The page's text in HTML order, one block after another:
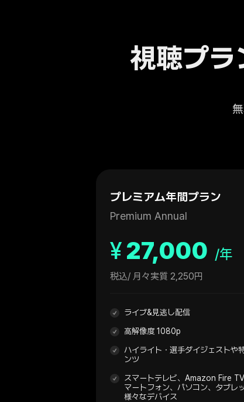
視聴プラ
プレミアム年間プラン
Premium Annual
¥27,000 /年
税込/ 月々実質 2,250円
ライブ&見逃し配信
高解像度 1080p
ハイライト・選手ダイジェストや
ンツ
スマートテレビ、Amazon Fire
マートフォン、パソコン、タブレ
様々なデバイス